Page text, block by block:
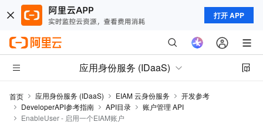
打开 APP
应用身份服务 (IDaaS)
首页 应用身份服务 (IDaaS) EIAM 云身份服务
开发参考
DeveloperAPI参考指南
API目录
账户管理 API
EnableUser - 启用一个EIAM账户